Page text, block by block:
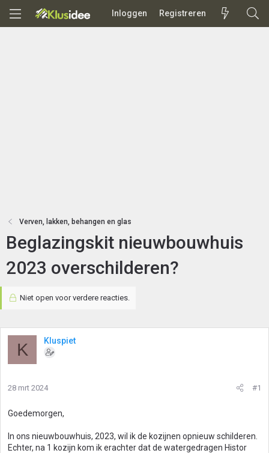
Inloggen Registreren
Verven, lakken, behangen en glas
Beglazingskit nieuwbouwhuis
2023 overschilderen?
Niet open voor verdere reacties.
K Kluspiet
28 mrt 2024 #1
Goedemorgen,
In ons nieuwbouwhuis, 2023, wil ik de kozijnen opnieuw schilderen.
Echter, na 1 kozijn kom ik erachter dat de watergedragen Histor